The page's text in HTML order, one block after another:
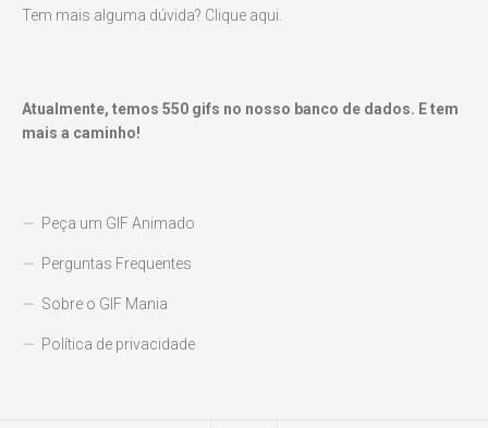
Tem mais alguma dúvida? Clique aqui.
Atualmente, temos 550 gifs no nosso banco de dados. E tem
mais a caminho!
Peça um GIF Animado
Perguntas Frequentes
Sobre o GIF Mania
Política de privacidade